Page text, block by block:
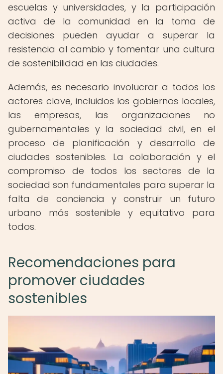
escuelas y universidades, y la participación
activa de la comunidad en la toma de
decisiones pueden ayudar a superar la
resistencia al cambio y fomentar una cultura
de sostenibilidad en las ciudades.
Además, es necesario involucrar a todos los
actores clave, incluidos los gobiernos locales,
las empresas, las organizaciones no
gubernamentales y la sociedad civil, en el
proceso de planificación y desarrollo de
ciudades sostenibles. La colaboración y el
compromiso de todos los sectores de la
sociedad son fundamentales para superar la
falta de conciencia y construir un futuro
urbano más sostenible y equitativo para
todos.
Recomendaciones para
promover ciudades
sostenibles